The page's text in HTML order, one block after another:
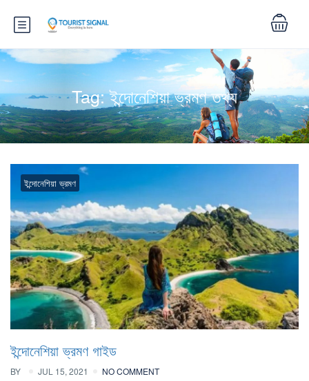
Tag:ইন্দোনেশিয়া ভ্রমণ তথ্য
ইন্দোনেশিয়া ভ্রমণ
ইন্দোনেশিয়া ভ্রমণ গাইড
BY JUL 15, 2021 NO COMMENT